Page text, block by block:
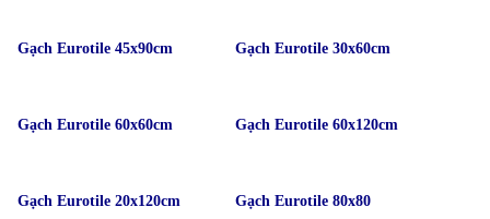
Gạch Eurotile 45x90cm Gạch Eurotile 30x60cm
Gạch Eurotile 60x60cm Gạch Eurotile 60x120cm
Gạch Eurotile 20x120cm Gạch Eurotile 80x80